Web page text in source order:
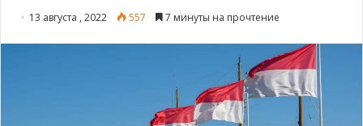
13 августа , 2022 557 7 минуты на прочтение